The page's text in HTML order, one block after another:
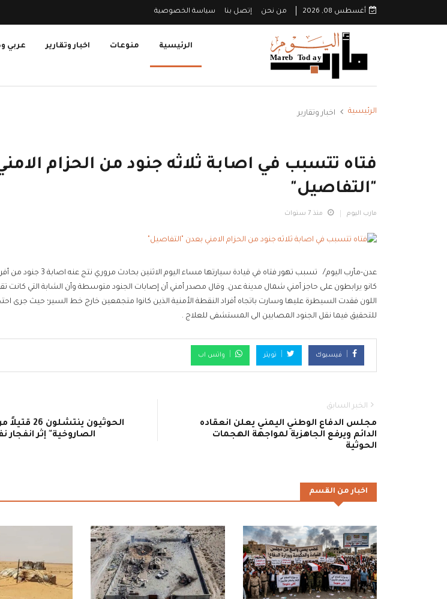
أغسطس 08, 2026 من نحن إتصل بنا سياسة الخصوصية
الرئيسية منوعات اخبار وتقارير عربي
الرئيسية اخبار وتقارير
فتاه تتسبب في اصابة ثلاثه جنود من الحزام
"التفاصيل"
مارب اليوم منذ 7 سنوات
عدن-مأرب اليوم/ تسبب تهور فتاه في قيادة سيارتها
كانو يرابطون على حاجز أمني شمال مدينة عدن. وقال مصدر أمني أن إصابات الجنود متوسطة وأن الشابة التي كانت
اللون فقدت السيطرة عليها وسارت باتجاه أفراد النقطة الأمنية الذين كانوا متجمعين خارج خط السير؛ حيث جرى
للتحقيق فيما نقل الجنود المصابين الى المستشفى للعلاج .
فيسبوك تويتر واتس اب
الخبر السابق
مجلس الدفاع الوطني اليمني يعلن انعقاده
الدائم ويرفع الجاهزية لمواجهة الهجمات
الحوثية
الحوثيون
الصاروخية" إثر
اخبار من القسم